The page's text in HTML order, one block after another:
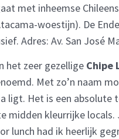
met inheemse
woestijn). De
Adres: Av. San José
het zeer gezellige Chipe
Met zo’n naam
ligt. Het is een
midden kleurrijke
lunch had ik heerlijk